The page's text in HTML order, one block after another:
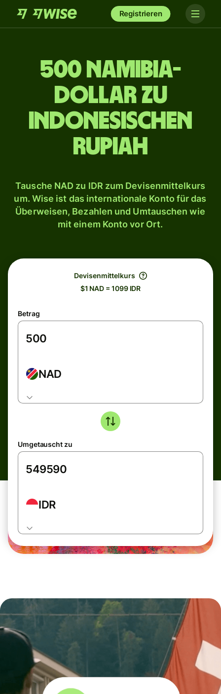
Registrieren
500 Namibia-
Dollar zu
indonesischen
Rupiah
Tausche NAD zu IDR zum Devisenmittelkurs
um. Wise ist das internationale Konto für das
Überweisen, Bezahlen und Umtauschen wie
mit einem Konto vor Ort.
Devisenmittelkurs
$1 NAD = 1099 IDR
Betrag
NAD
Umgetauscht zu
IDR